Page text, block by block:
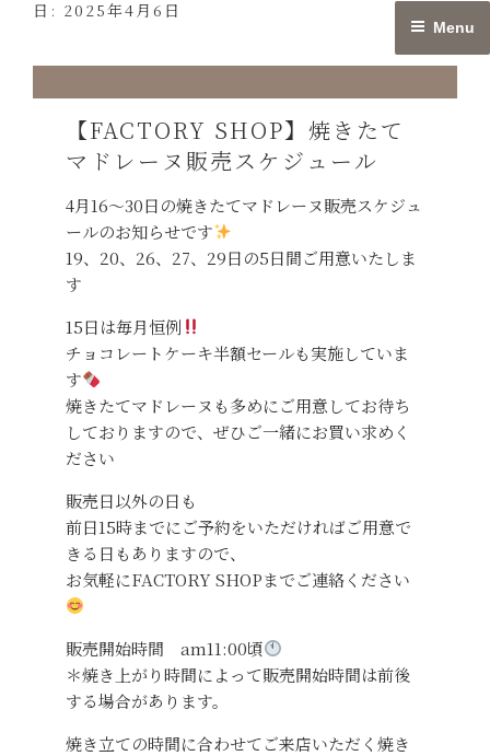
content
Menu
日: 2025年4月6日
【FACTORY SHOP】焼きたて
マドレーヌ販売スケジュール
4月16〜30日の焼きたてマドレーヌ販売スケジュ
ールのお知らせです
19、20、26、27、29日の5日間ご用意いたしま
す
15日は毎月恒例
チョコレートケーキ半額セールも実施していま
す
焼きたてマドレーヌも多めにご用意してお待ち
しておりますので、ぜひご一緒にお買い求めく
ださい
販売日以外の日も
前日15時までにご予約をいただければご用意で
きる日もありますので、
お気軽にFACTORY SHOPまでご連絡ください
販売開始時間 am11:00頃
＊焼き上がり時間によって販売開始時間は前後
する場合があります。
焼き立ての時間に合わせてご来店いただく焼き